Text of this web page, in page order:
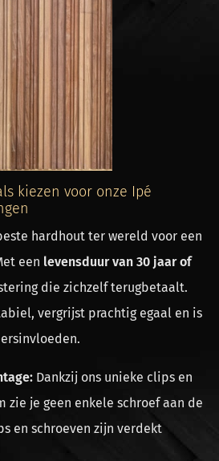
kiezen voor onze Ipé
hardhout ter wereld voor een
een levensduur van 30 jaar of
die zichzelf terugbetaalt.
vergrijst prachtig egaal en is
Dankzij ons unieke clips en
zie je geen enkele schroef aan de
en schroeven zijn verdekt